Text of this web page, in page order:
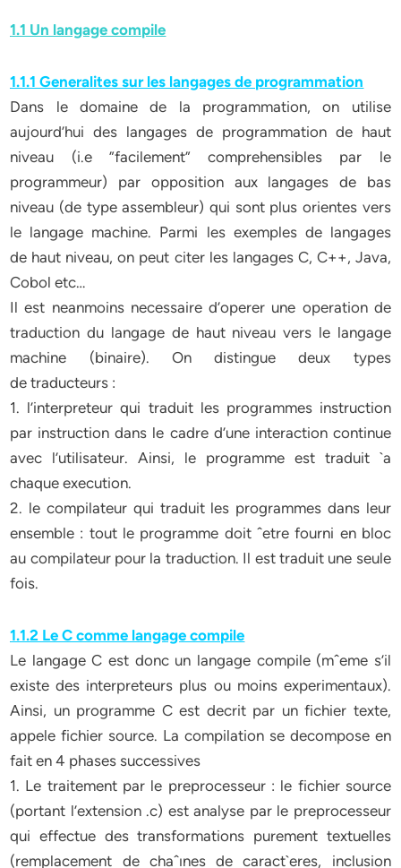
1.1 Un langage compile
1.1.1 Generalites sur les langages de programmation
Dans le domaine de la programmation, on utilise
aujourd’hui des langages de programmation de haut
niveau (i.e ”facilement” comprehensibles par le
programmeur) par opposition aux langages de bas
niveau (de type assembleur) qui sont plus orientes vers
le langage machine. Parmi les exemples de langages
de haut niveau, on peut citer les langages C, C++, Java,
Cobol etc…
Il est neanmoins necessaire d’operer une operation de
traduction du langage de haut niveau vers le langage
machine (binaire). On distingue deux types
de traducteurs :
1. l’interpreteur qui traduit les programmes instruction
par instruction dans le cadre d’une interaction continue
avec l’utilisateur. Ainsi, le programme est traduit `a
chaque execution.
2. le compilateur qui traduit les programmes dans leur
ensemble : tout le programme doit ˆetre fourni en bloc
au compilateur pour la traduction. Il est traduit une seule
fois.
1.1.2 Le C comme langage compile
Le langage C est donc un langage compile (mˆeme s’il
existe des interpreteurs plus ou moins experimentaux).
Ainsi, un programme C est decrit par un fichier texte,
appele fichier source. La compilation se decompose en
fait en 4 phases successives
1. Le traitement par le preprocesseur : le fichier source
(portant l’extension .c) est analyse par le preprocesseur
qui effectue des transformations purement textuelles
(remplacement de chaˆınes de caract`eres, inclusion